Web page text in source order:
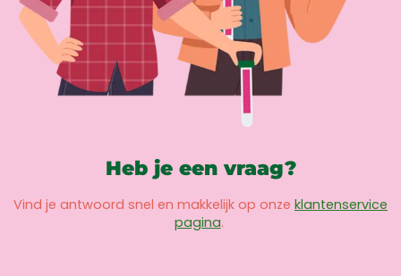
Heb je een vraag?
Vind je antwoord snel en makkelijk op onze klantenservice
pagina.